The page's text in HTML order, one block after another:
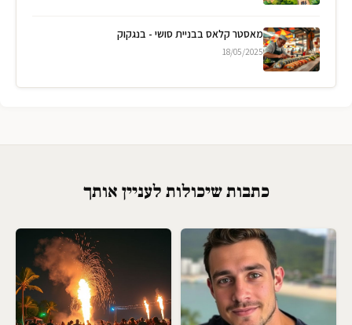
מאסטר קלאס בבניית סושי - בנגקוק
18/05/2025
כתבות שיכולות לעניין אותך